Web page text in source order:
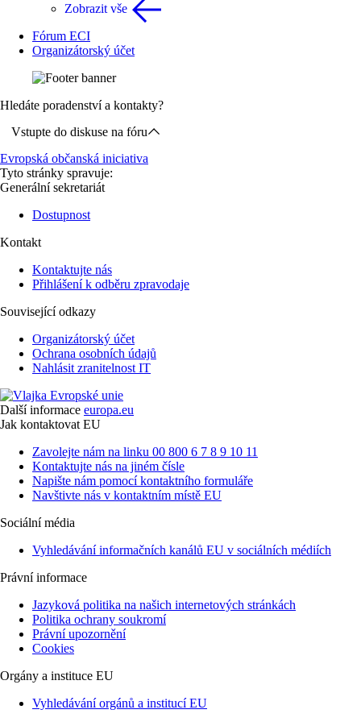
Zobrazit vše
Fórum ECI
Organizátorský účet
Hledáte poradenství a kontakty?
Vstupte do diskuse na fóru
Evropská občanská iniciativa
Tyto stránky spravuje:
Generální sekretariát
Dostupnost
Kontakt
Kontaktujte nás
Přihlášení k odběru zpravodaje
Související odkazy
Organizátorský účet
Ochrana osobních údajů
Nahlásit zranitelnost IT
Další informace europa.eu
Jak kontaktovat EU
Zavolejte nám na linku 00 800 6 7 8 9 10 11
Kontaktujte nás na jiném čísle
Napište nám pomocí kontaktního formuláře
Navštivte nás v kontaktním místě EU
Sociální média
Vyhledávání informačních kanálů EU v sociálních médiích
Právní informace
Jazyková politika na našich internetových stránkách
Politika ochrany soukromí
Právní upozornění
Cookies
Orgány a instituce EU
Vyhledávání orgánů a institucí EU